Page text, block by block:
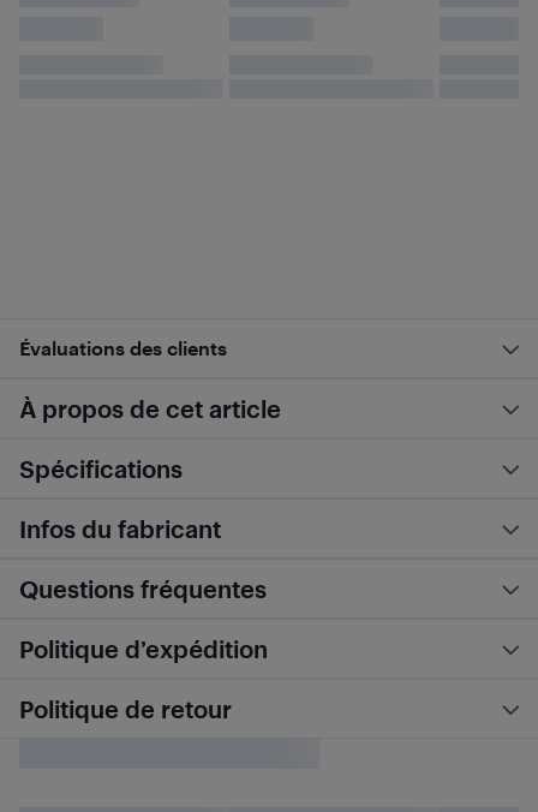
Évaluations des clients
À propos de cet article
Spécifications
Infos du fabricant
Questions fréquentes
Politique d’expédition
Politique de retour